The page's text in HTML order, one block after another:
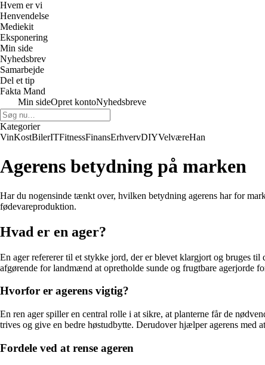
Hvem er vi
Henvendelse
Mediekit
Eksponering
Min side
Nyhedsbrev
Samarbejde
Del et tip
Fakta Mand
Min sideOpret kontoNyhedsbreve
Kategorier
VinKostBilerITFitnessFinansErhvervDIYVelværeHan
Agerens betydning på marken
Har du nogensinde tænkt over, hvilken betydning agerens har for
fødevareproduktion.
Hvad er en ager?
En ager refererer til et stykke jord, der er blevet klargjort og bruges
afgørende for landmænd at opretholde sunde og frugtbare agerjorde
Hvorfor er agerens vigtig?
En ren ager spiller en central rolle i at sikre, at planterne får de
trives og give en bedre høstudbytte. Derudover hjælper agerens
Fordele ved at rense ageren